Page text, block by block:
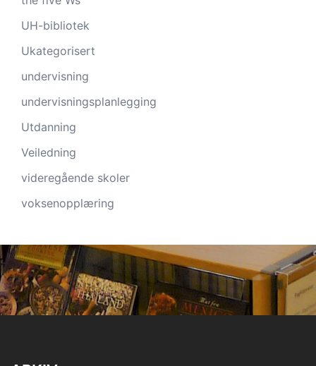
UH-bibliotek
Ukategorisert
undervisning
undervisningsplanlegging
Utdanning
Veiledning
videregående skoler
voksenopplæring